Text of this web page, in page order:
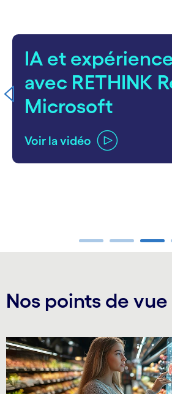
IA et
avec RETHINK
Microsoft
Voir la vidéo
Nos points de vue
Carousel starts